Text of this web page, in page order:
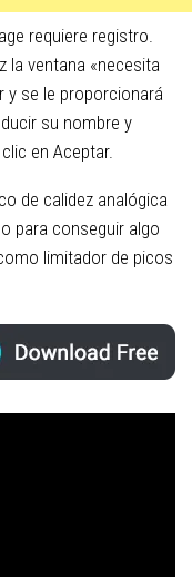
requiere registro.
la ventana «necesita
y se le proporcionará
su nombre y
en Aceptar.
de calidez analógica
para conseguir algo
limitador de picos